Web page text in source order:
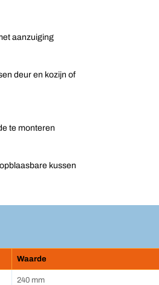
aanzuiging
deur en kozijn of
te monteren
kussen
Waarde
240 mm